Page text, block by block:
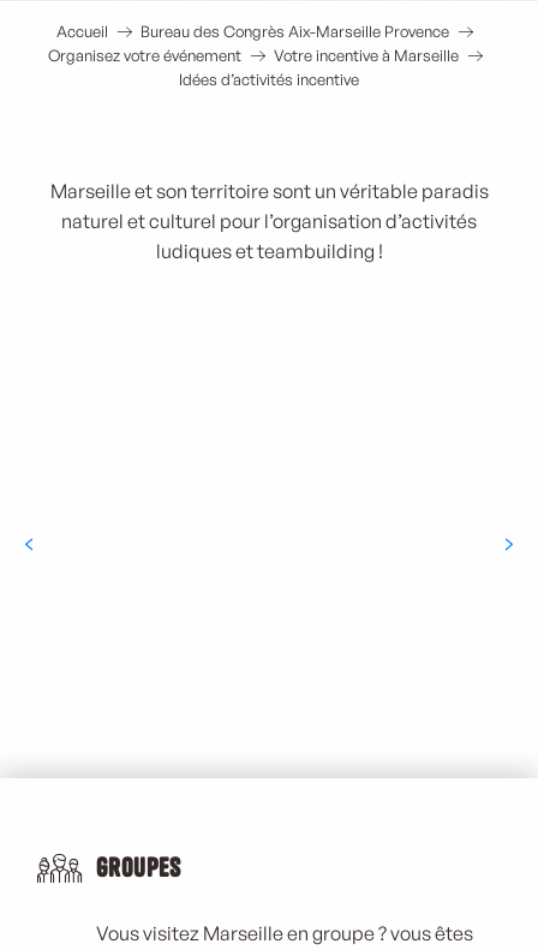
Accueil
Bureau des Congrès Aix-Marseille Provence
Organisez votre événement
Votre incentive à Marseille
Idées d’activités incentive
Marseille et son territoire sont un véritable paradis
naturel et culturel pour l’organisation d’activités
ludiques et teambuilding !
Groupes
Vous visitez Marseille en groupe ? vous êtes